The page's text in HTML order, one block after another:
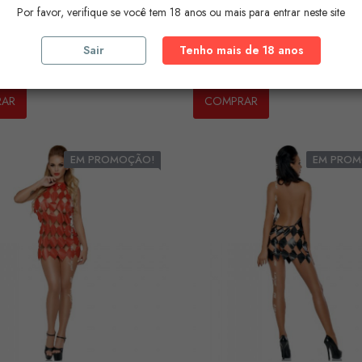
- WOMAN HELLEN... LEG AVENUE - HALTER
Preço
23,37 €
COMPRAR
EM PROMOÇÃO! EM
Por favor, verifique se você tem 18 anos ou mais para entrar neste site
Sair Tenho mais de 18 anos